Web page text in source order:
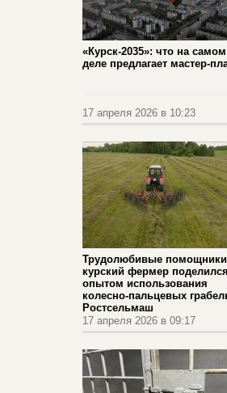
«Курск-2035»: что на самом
деле предлагает мастер-
17 апреля 2026 в 10:23
Трудолюбивые
курский фермер поделился
опытом использования
колесно-пальцевых
Ростсельмаш
17 апреля 2026 в 09:17